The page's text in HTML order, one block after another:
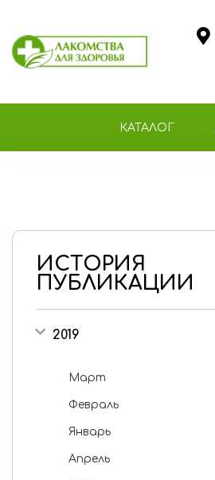
КАТАЛОГ
ИСТОРИЯ
ПУБЛИКАЦИИ
2019
Март
Февраль
Январь
Апрель